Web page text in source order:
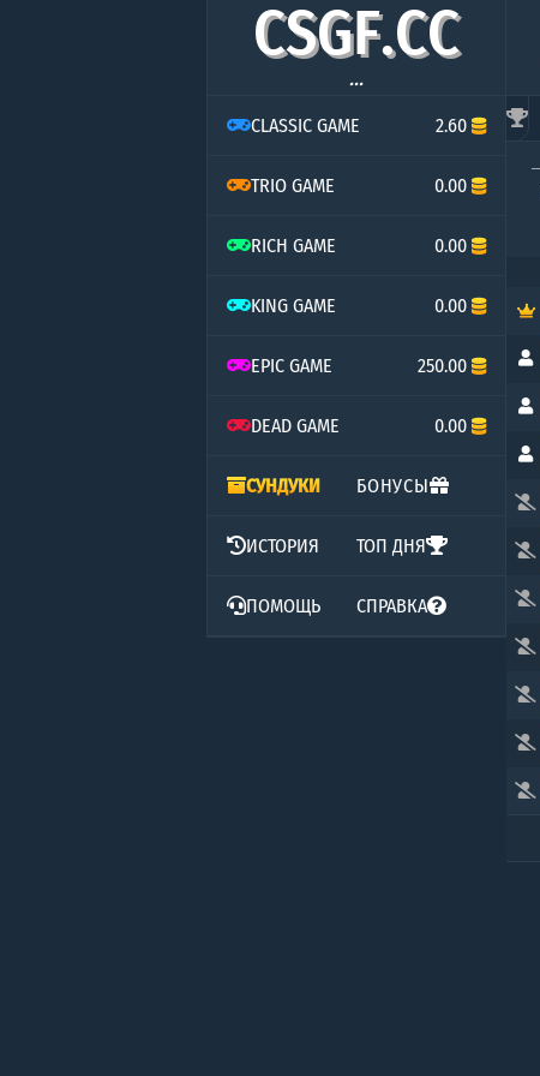
CSGF.CC
...
CLASSIC GAME 2.60
TRIO GAME 0.00
RICH GAME 0.00
KING GAME 0.00
EPIC GAME 250.00
DEAD GAME 0.00
СУНДУКИ БОНУСЫ
ИСТОРИЯ ТОП ДНЯ
ПОМОЩЬ СПРАВКА